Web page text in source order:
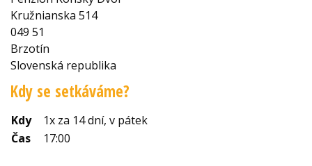
Kružnianska 514
049 51
Brzotín
Slovenská republika
Kdy se setkáváme?
Kdy
1x za 14 dní, v pátek
Čas
17:00